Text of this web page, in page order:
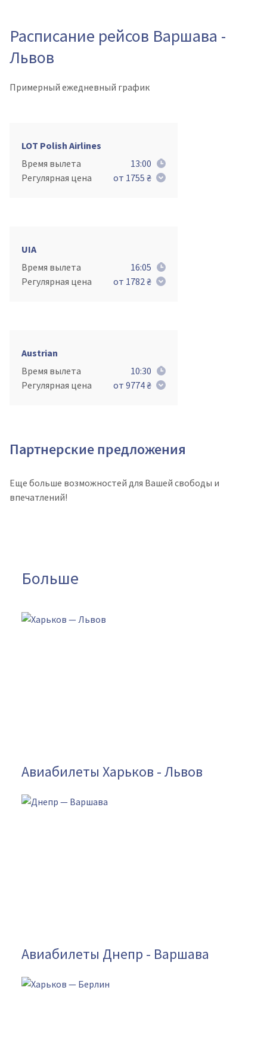
Расписание рейсов Варшава -
Львов
Примерный ежедневный график
LOT Polish Airlines
Время вылета
13:00
Регулярная цена
от 1755 ₴
UIA
Время вылета
16:05
Регулярная цена
от 1782 ₴
Austrian
Время вылета
10:30
Регулярная цена
от 9774 ₴
Партнерские предложения
Еще больше возможностей для Вашей свободы и
впечатлений!
Больше
Авиабилеты Харьков - Львов
Авиабилеты Днепр - Варшава